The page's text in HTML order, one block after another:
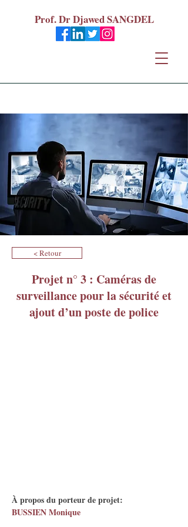
Prof. Dr Djawed SANGDEL
< Retour
Projet n° 3 : Caméras de
surveillance pour la sécurité et
ajout d’un poste de police
À propos du porteur de projet:
BUSSIEN Monique